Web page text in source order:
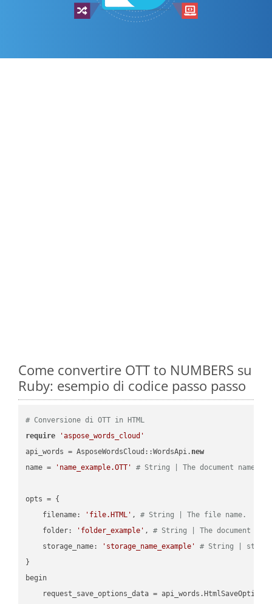
Come convertire OTT to NUMBERS su
Ruby: esempio di codice passo passo
# Conversione di OTT in HTML
require
'aspose_words_cloud'
api_words = AsposeWordsCloud::WordsApi. new
name =
'name_example.OTT' # String | The document name.
opts = {
    filename:
'file.HTML' , # String | The file name.
    folder:
'folder_example' , # String | The document
    storage_name:
'storage_name_example'
# String |
}
begin
request_save_options_data =